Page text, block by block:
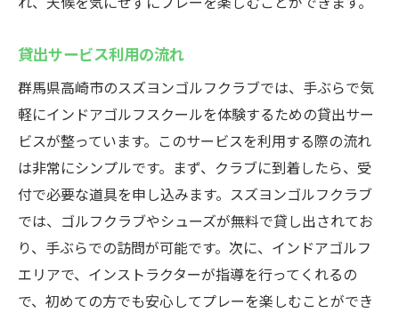
貸出サービス利用の流れ
群馬県高崎市のスズヨンゴルフクラブでは、手ぶらで気
軽にインドアゴルフスクールを体験するための貸出サー
ビスが整っています。このサービスを利用する際の流れ
は非常にシンプルです。まず、クラブに到着したら、受
付で必要な道具を申し込みます。スズヨンゴルフクラブ
では、ゴルフクラブやシューズが無料で貸し出されてお
り、手ぶらでの訪問が可能です。次に、インドアゴルフ
エリアで、インストラクターが指導を行ってくれるの
で、初めての方でも安心してプレーを楽しむことができ